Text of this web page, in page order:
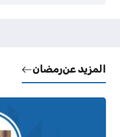
المزيد عنرمضان